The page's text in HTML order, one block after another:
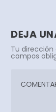
DEJA
Tu
campos